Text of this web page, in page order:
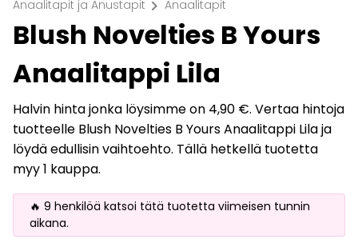
Anaalitapit ja Anustapit chevron_right Anaalitapit
Blush Novelties B Yours
Anaalitappi Lila
Halvin hinta jonka löysimme on 4,90 €. Vertaa hintoja
tuotteelle Blush Novelties B Yours Anaalitappi Lila ja
löydä edullisin vaihtoehto. Tällä hetkellä tuotetta
myy 1 kauppa.
🔥 9 henkilöä katsoi tätä tuotetta viimeisen tunnin
aikana.